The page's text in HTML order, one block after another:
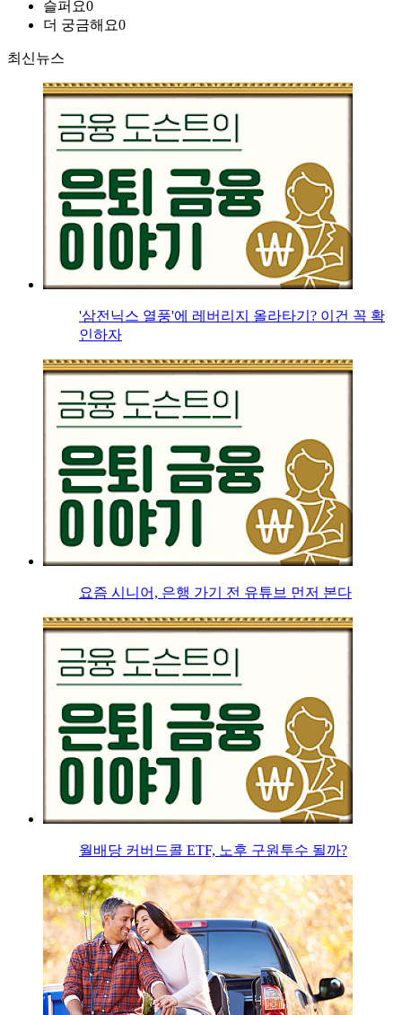
슬퍼요0
더 궁금해요0
최신뉴스
'삼전닉스 열풍'에 레버리지 올라타기? 이건 꼭 확
인하자
요즘 시니어, 은행 가기 전 유튜브 먼저 본다
월배당 커버드콜 ETF, 노후 구원투수 될까?